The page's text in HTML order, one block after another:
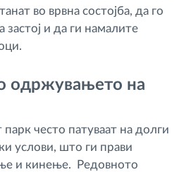
во врвна состојба, да го
и да ги намалите
одржувањето на
често патуваат на долги
услови, што ги прави
и кинење. Редовното